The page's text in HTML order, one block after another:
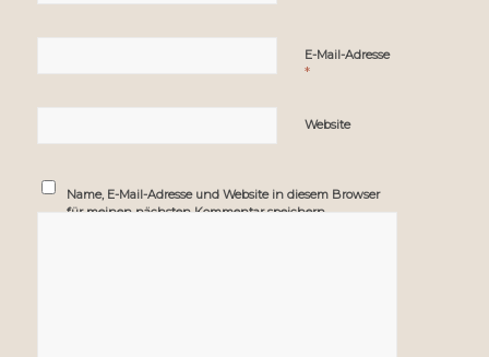
E-Mail-Adresse
*
Website
Name, E-Mail-Adresse und Website in diesem Browser
für meinen nächsten Kommentar speichern.